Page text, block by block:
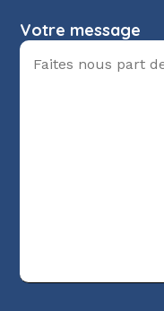
Votre message